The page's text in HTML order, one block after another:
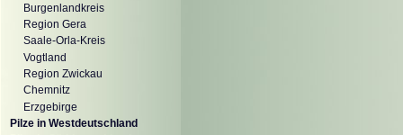
Burgenlandkreis
Region Gera
Saale-Orla-Kreis
Vogtland
Region Zwickau
Chemnitz
Erzgebirge
Pilze in Westdeutschland